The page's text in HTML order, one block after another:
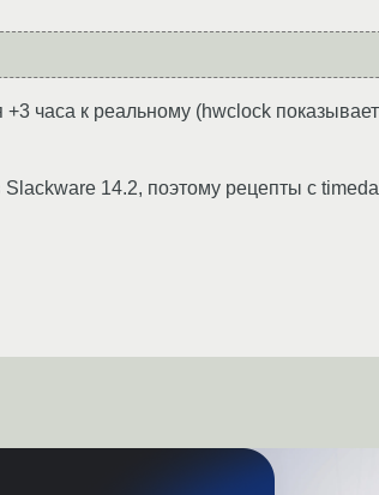
часа к реальному (hwclock
14.2, поэтому рецепты с